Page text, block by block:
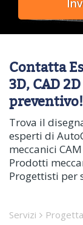
Contatta
3D, CAD
preventivo!
Trova il
esperti di
meccanici
Prodotti
Progettisti per
Servizi